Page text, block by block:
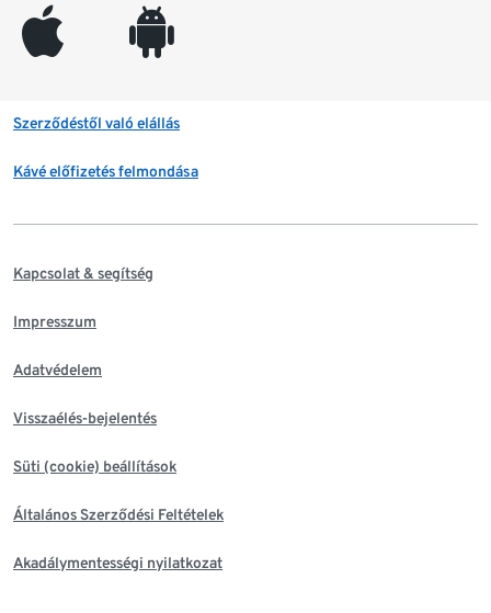
appleinc android
Szerződéstől való elállás
Kávé előfizetés felmondása
Kapcsolat & segítség
Impresszum
Adatvédelem
Visszaélés-bejelentés
Süti (cookie) beállítások
Általános Szerződési Feltételek
Akadálymentességi nyilatkozat